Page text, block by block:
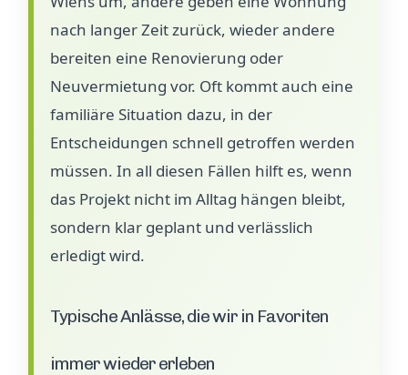
nach langer Zeit zurück, wieder andere
bereiten eine Renovierung oder
Neuvermietung vor. Oft kommt auch eine
familiäre Situation dazu, in der
Entscheidungen schnell getroffen werden
müssen. In all diesen Fällen hilft es, wenn
das Projekt nicht im Alltag hängen bleibt,
sondern klar geplant und verlässlich
erledigt wird.
Typische Anlässe, die wir in Favoriten
immer wieder erleben